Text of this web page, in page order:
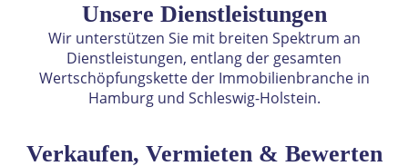
Unsere Dienstleistungen
Wir unterstützen Sie mit breiten Spektrum an
Dienstleistungen, entlang der gesamten
Wertschöpfungskette der Immobilienbranche in
Hamburg und Schleswig-Holstein.
Verkaufen, Vermieten & Bewerten